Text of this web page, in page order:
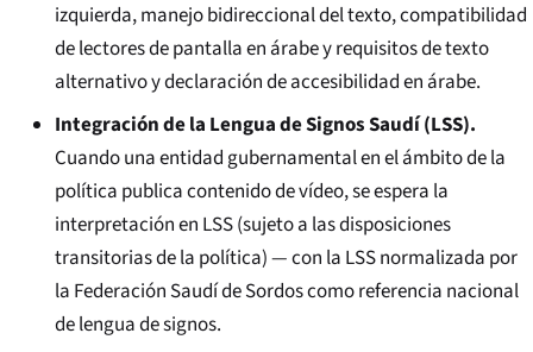
izquierda, manejo bidireccional del texto, compatibilidad
de lectores de pantalla en árabe y requisitos de texto
alternativo y declaración de accesibilidad en árabe.
Integración de la Lengua de Signos Saudí (LSS).
Cuando una entidad gubernamental en el ámbito de la
política publica contenido de vídeo, se espera la
interpretación en LSS (sujeto a las disposiciones
transitorias de la política) — con la LSS normalizada por
la Federación Saudí de Sordos como referencia nacional
de lengua de signos.